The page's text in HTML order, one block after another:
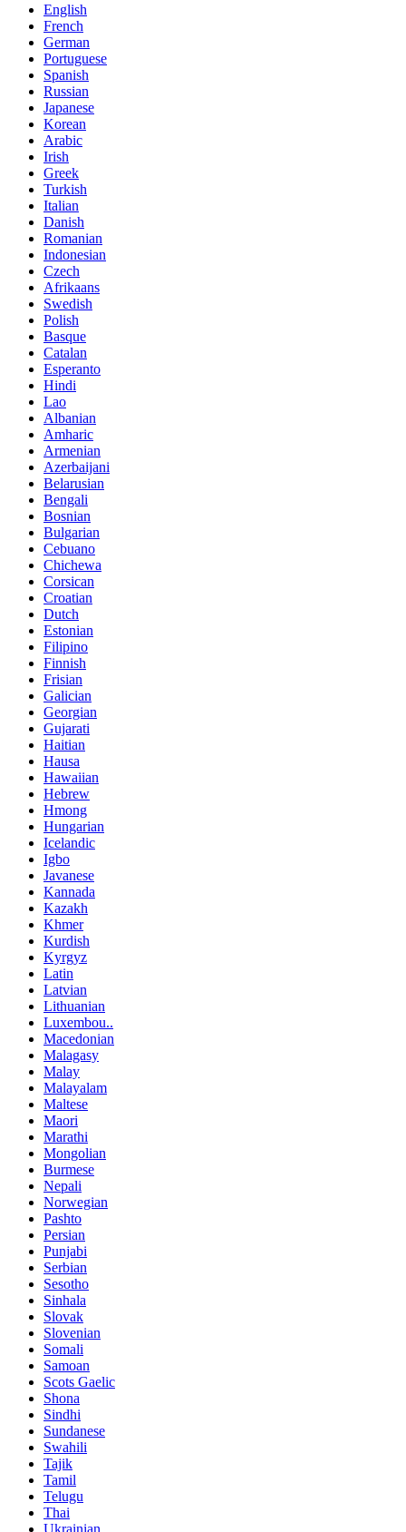
English
French
German
Portuguese
Spanish
Russian
Japanese
Korean
Arabic
Irish
Greek
Turkish
Italian
Danish
Romanian
Indonesian
Czech
Afrikaans
Swedish
Polish
Basque
Catalan
Esperanto
Hindi
Lao
Albanian
Amharic
Armenian
Azerbaijani
Belarusian
Bengali
Bosnian
Bulgarian
Cebuano
Chichewa
Corsican
Croatian
Dutch
Estonian
Filipino
Finnish
Frisian
Galician
Georgian
Gujarati
Haitian
Hausa
Hawaiian
Hebrew
Hmong
Hungarian
Icelandic
Igbo
Javanese
Kannada
Kazakh
Khmer
Kurdish
Kyrgyz
Latin
Latvian
Lithuanian
Luxembou..
Macedonian
Malagasy
Malay
Malayalam
Maltese
Maori
Marathi
Mongolian
Burmese
Nepali
Norwegian
Pashto
Persian
Punjabi
Serbian
Sesotho
Sinhala
Slovak
Slovenian
Somali
Samoan
Scots Gaelic
Shona
Sindhi
Sundanese
Swahili
Tajik
Tamil
Telugu
Thai
Ukrainian